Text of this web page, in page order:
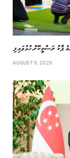
ޕާކު ރަސްމީކޮށް ހުޅުވައިފި
AUGUST 9, 2026